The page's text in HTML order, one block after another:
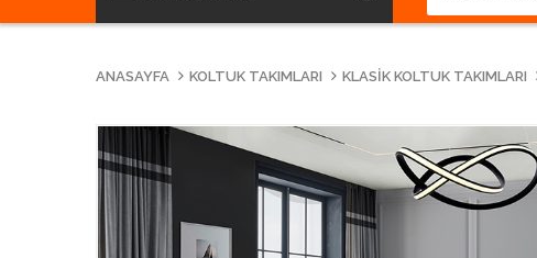
ANASAYFA KOLTUK TAKIMLARI KLASIK KOLTUK TAKIMLARI